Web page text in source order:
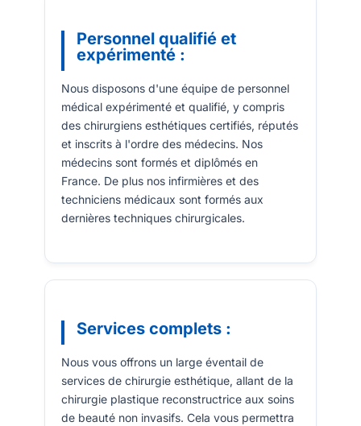
Personnel qualifié et
expérimenté :
Nous disposons d'une équipe de personnel
médical expérimenté et qualifié, y compris
des chirurgiens esthétiques certifiés, réputés
et inscrits à l'ordre des médecins. Nos
médecins sont formés et diplômés en
France. De plus nos infirmières et des
techniciens médicaux sont formés aux
dernières techniques chirurgicales.
Services complets :
Nous vous offrons un large éventail de
services de chirurgie esthétique, allant de la
chirurgie plastique reconstructrice aux soins
de beauté non invasifs. Cela vous permettra